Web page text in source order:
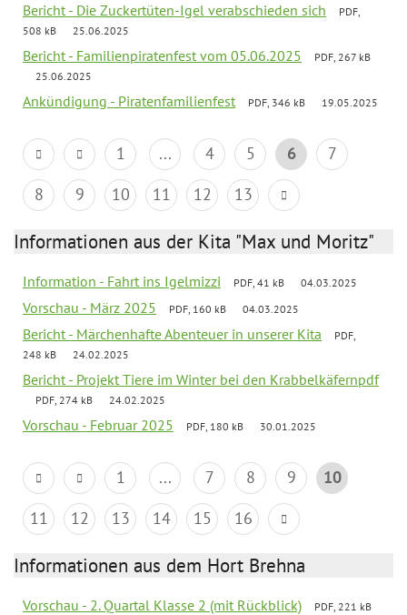
Bericht - Die Zuckertüten-Igel verabschieden sich
PDF,
508 kB
25.06.2025
Bericht - Familienpiratenfest vom 05.06.2025
PDF, 267 kB
25.06.2025
Ankündigung - Piratenfamilienfest PDF, 346 kB 19.05.2025
1 ... 4 5 6
7
8
9 10 11 12 13
Informationen aus der Kita "Max und Moritz"
Information - Fahrt ins Igelmizzi PDF, 41 kB 04.03.2025
Vorschau - März 2025 PDF, 160 kB 04.03.2025
Bericht - Märchenhafte Abenteuer in unserer Kita
PDF,
248 kB
24.02.2025
Bericht - Projekt Tiere im Winter bei den Krabbelkäfernpdf
PDF, 274 kB 24.02.2025
Vorschau - Februar 2025 PDF, 180 kB 30.01.2025
1 ... 7 8 9
10
11
12 13 14 15 16
Informationen aus dem Hort Brehna
Vorschau - 2. Quartal Klasse 2 (mit Rückblick)
PDF, 221 kB